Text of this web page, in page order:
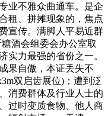
业不雅众曲通车。是企
租、拼摊现象的，焦点
宣传。满脚人平易近群
酒会组委会办公室取
实力最强的省份之一。
果自傲，本证丢失不
双启齿展位)；遭到泛
消费群体及行业人士的
过时变质食物、他人商